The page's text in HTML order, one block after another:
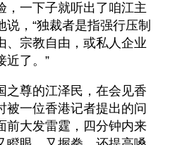
，一下子就听出了咱江主
，“独裁者是指强行压制
、宗教自由，或私人企业
近了。”
之尊的江泽民，在会见香
被一位香港记者提出的问
前大发雷霆，四分钟内来